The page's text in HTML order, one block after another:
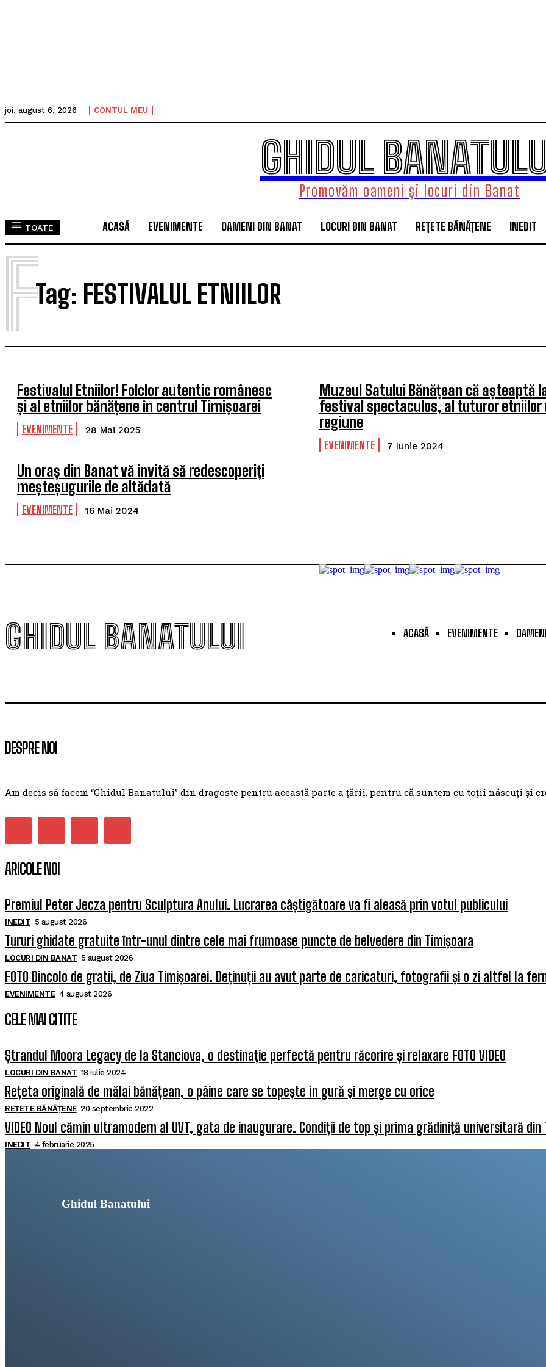
joi, august 6, 2026 CONTUL MEU
GHIDUL
Promovăm oameni și locuri din Banat
TOATE ACASĂ EVENIMENTE OAMENI DIN BANAT LOCURI DIN BANAT REȚETE BĂNĂȚENE INEDIT
Tag: FESTIVALUL ETNIILOR
F
Festivalul Etniilor! Folclor autentic românesc
și al etniilor bănățene în centrul Timișoarei
EVENIMENTE 28 Mai 2025
Muzeul Satului Bănățean că așteaptă
festival spectaculos, al tuturor etniilor
regiune
EVENIMENTE 7 Iunie 2024
Un oraș din Banat vă invită să redescoperiți
meșteșugurile de altădată
EVENIMENTE 16 Mai 2024
GHIDUL BANATULUI ACASĂ EVENIMENTE
DESPRE NOI
Am decis să facem “Ghidul Banatului” din dragoste pentru această parte a țării, pentru că suntem cu toții născuți și
ARICOLE NOI
Premiul Peter Jecza pentru Sculptura Anului. Lucrarea câștigătoare va fi aleasă prin votul publicului
INEDIT 5 august 2026
Tururi ghidate gratuite într-unul dintre cele mai frumoase puncte de belvedere din Timișoara
LOCURI DIN BANAT 5 august 2026
FOTO Dincolo de gratii, de Ziua Timișoarei. Deținuții au avut parte de caricaturi, fotografii și o zi altfel la
EVENIMENTE 4 august 2026
CELE MAI CITITE
Ștrandul Moora Legacy de la Stanciova, o destinație perfectă pentru răcorire și relaxare FOTO VIDEO
LOCURI DIN BANAT 18 iulie 2024
Rețeta originală de mălai bănățean, o pâine care se topește în gură și merge cu orice
REȚETE BĂNĂȚENE 20 septembrie 2022
VIDEO Noul cămin ultramodern al UVT, gata de inaugurare. Condiții de top și prima grădiniță universitară din
INEDIT 4 februarie 2025
Ghidul Banatului